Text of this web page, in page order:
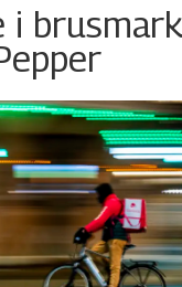
i